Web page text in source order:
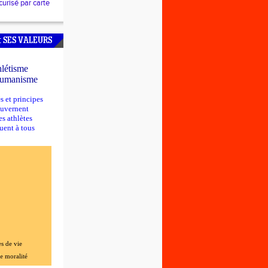
COUEDRIAU
PAYS
par carte
VALEURS
et principes
athlètes
à tous
de vie
moralité